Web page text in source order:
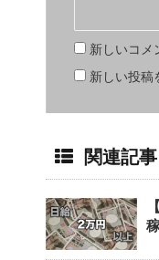
新しいコメ
新しい投稿
関連記事